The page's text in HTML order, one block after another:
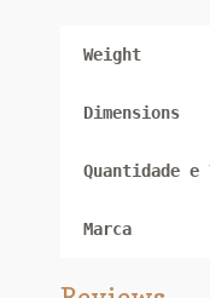
Weight
Dimensions
Quantidade e
Marca